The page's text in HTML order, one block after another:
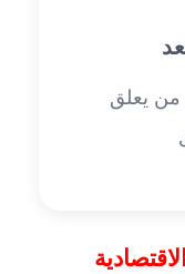
من يعلق